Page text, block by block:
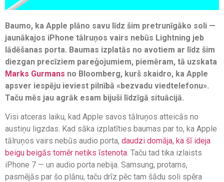
Baumo, ka Apple plāno savu līdz šim pretrunīgāko soli —
jaunākajos iPhone tālruņos vairs nebūs Lightning jeb
lādēšanas porta. Baumas izplatās no avotiem ar līdz šim
diezgan precīziem pareģojumiem, piemēram, tā uzskata
Marks Gurmans no Bloomberg, kurš skaidro, ka Apple
apsver iespēju ieviest pilnībā «bezvadu viedtelefonu».
Taču mēs jau agrāk esam bijuši līdzīgā situācijā.
Visi atceras laiku, kad Apple savos tālruņos atteicās no
austiņu ligzdas. Kad sāka izplatīties baumas par to, ka Apple
tālruņos vairs nebūs audio porta, daudzi domāja, ka šī ideja
beigu beigās tomēr netiks īstenota. Taču tad tika izlaists
iPhone 7 — un audio porta nebija. Samsung, protams,
pasmējās par šo plānu, taču drīz pēc tam šādu soli spēra